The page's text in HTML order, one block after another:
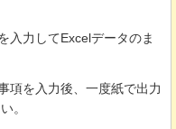
入力してExcelデータのま
項を入力後、一度紙で出力
。